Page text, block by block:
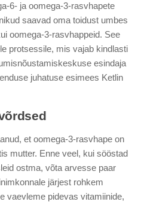
6- ja oomega-3-rasvhapete
saavad oma toidust umbes
oomega-3-rasvhappeid. See
protsessile, mis vajab kindlasti
esindaja
juhatuse esimees Ketlin
et oomega-3-rasvhape on
mutter. Enne veel, kui sööstad
ostma, võta arvesse paar
järjest rohkem
vaevleme pidevas vitamiinide,